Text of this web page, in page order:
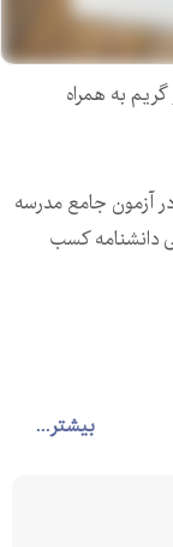
بیشتر...
به همراه
آزمون جامع مدرسه
دانشنامه کسب